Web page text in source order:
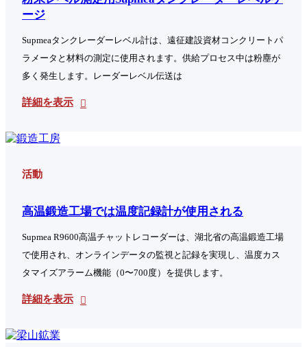
ージ
Supmeaタンクレーダーレベル計は、遠征建設資材コンクリートパ
ラメータと材料の測定に使用されます。供給プロセス中は粉塵が
多く発生します。レーダーレベル伝送は
詳細を表示
活動
高温鍛造工場では温度記録計が使用される
Supmea R9600高温チャットレコーダーは、湖北省の高温鍛造工場
で使用され、オンラインデータの監視と記録を実現し、温度カス
タマイズアラーム機能（0〜700度）を提供します。
詳細を表示